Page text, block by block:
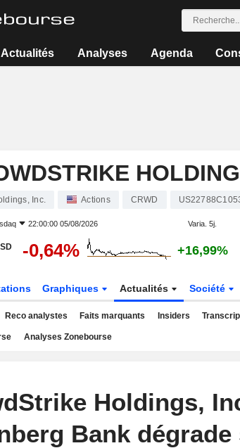
Actualités Analyses Agenda
Inc. Actions CRWD
22:00:00 05/08/2026 Varia. 5j.
-0,64% +16,99%
Graphiques Actualités Société
Reco analystes Faits marquants Insiders
Analyses Zonebourse
Holdings,
Bank dégrade